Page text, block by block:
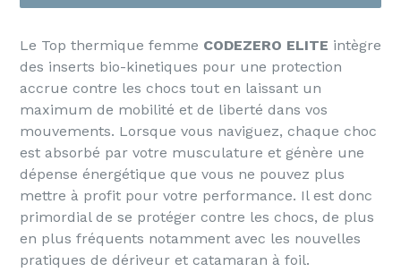
Le Top thermique femme CODEZERO ELITE intègre
des inserts bio-kinetiques pour une protection
accrue contre les chocs tout en laissant un
maximum de mobilité et de liberté dans vos
mouvements. Lorsque vous naviguez, chaque choc
est absorbé par votre musculature et génère une
dépense énergétique que vous ne pouvez plus
mettre à profit pour votre performance. Il est donc
primordial de se protéger contre les chocs, de plus
en plus fréquents notamment avec les nouvelles
pratiques de dériveur et catamaran à foil.